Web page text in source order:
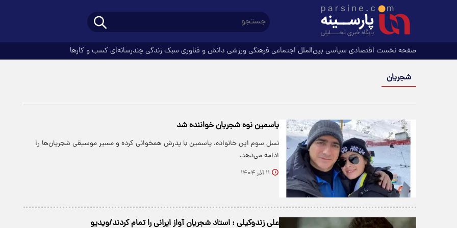
صفحه نخست اقتصادی سیاسی بین‌الملل اجتماعی فرهنگیورزشی دانش و فناوری سبک زندگیچندرسانه‌ای کسب و کارها
شجریان
یاسمین نوه شجریان خواننده شد
نسل سوم این خانواده، یاسمین با پدرش همخوانی کرده و مسیر موسیقی شجریان‌ها را
ادامه می‌دهد.
۱۱ آذر ۱۴۰۴
علی زندوکیلی : استاد شجریان آواز ایرانی را تمام کردند/ویدیو